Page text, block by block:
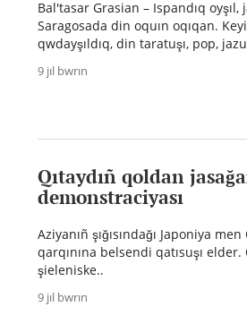
Bal'tasar Grasian – Ispandıq
Saragosada din oquın oqıqan.
qwdayşıldıq, din taratuşı, pop,
9 jıl bwrın
Qıtaydıñ qoldan
demonstraciyası
Aziyanıñ şığısındağı Japoniya
qarqınına belsendi qatısuşı
şieleniske..
9 jıl bwrın